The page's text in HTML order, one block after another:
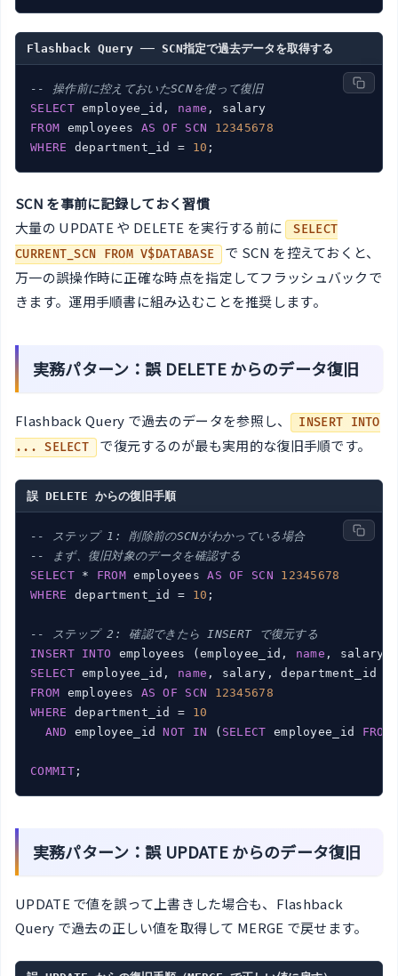
Flashback Query ── SCN指定で過去データを取得する
-- 操作前に控えておいたSCNを使って復旧
SELECT employee_id, name
FROM employees AS OF SCN
12345678
WHERE department_id = 10
SCN を事前に記録しておく習慣
大量の UPDATE や DELETE を実行する前に SELECT
CURRENT_SCN FROM V$DATABASE
で SCN を控えておくと、
万一の誤操作時に正確な時点を指定してフラッシュバックで
きます。運用手順書に組み込むことを推奨します。
実務パターン：誤 DELETE からのデータ復旧
Flashback Query で過去のデータを参照し、 INSERT INTO
... SELECT
で復元するのが最も実用的な復旧手順です。
誤 DELETE からの復旧手順
-- ステップ 1: 削除前のSCNがわかっている場合
-- まず、復旧対象のデータを確認する
SELECT * FROM employees AS OF SCN
12345678
WHERE department_id = 10 ;
-- ステップ 2: 確認できたら INSERT で復元する
INSERT
INTO employees (employee_id, name
SELECT employee_id, name
FROM employees AS OF SCN
12345678
WHERE department_id = 10
AND
employee_id NOT IN ( SELECT employee_id FROM
COMMIT
実務パターン：誤 UPDATE からのデータ復旧
UPDATE で値を誤って上書きした場合も、Flashback
Query で過去の正しい値を取得して MERGE で戻せます。